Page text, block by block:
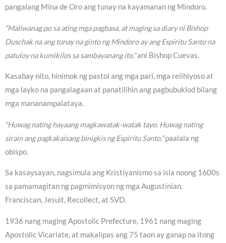
pangalang Mina de Oro ang tunay na kayamanan ng Mindoro.
“Maliwanag po sa ating mga pagbasa, at maging sa diary ni Bishop
Duschak na ang tunay na ginto ng Mindoro ay ang Espiritu Santo na
patuloy na kumikilos sa sambayanang ito,”ani Bishop Cuevas.
Kasabay nito, hinimok ng pastol ang mga pari, mga relihiyoso at
mga layko na pangalagaan at panatilihin ang pagbubuklod bilang
mga mananampalataya.
“Huwag nating hayaang magkawatak-watak tayo. Huwag nating
sirain ang pagkakaisang binigkis ng Espiritu Santo,”paalala ng
obispo.
Sa kasaysayan, nagsimula ang Kristiyanismo sa isla noong 1600s
sa pamamagitan ng pagmimisyon ng mga Augustinian,
Franciscan, Jesuit, Recollect, at SVD.
1936 nang maging Apostolic Prefecture, 1961 nang maging
Apostolic Vicariate, at makalipas ang 75 taon ay ganap na itong